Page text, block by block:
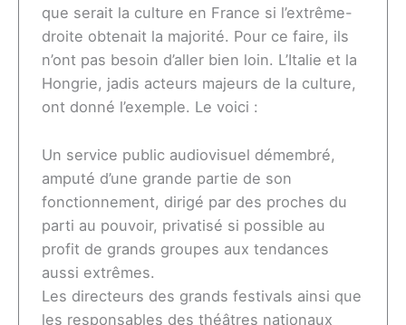
que serait la culture en France si l’extrême-
droite obtenait la majorité. Pour ce faire, ils
n’ont pas besoin d’aller bien loin. L’Italie et la
Hongrie, jadis acteurs majeurs de la culture,
ont donné l’exemple. Le voici :
Un service public audiovisuel démembré,
amputé d’une grande partie de son
fonctionnement, dirigé par des proches du
parti au pouvoir, privatisé si possible au
profit de grands groupes aux tendances
aussi extrêmes.
Les directeurs des grands festivals ainsi que
les responsables des théâtres nationaux